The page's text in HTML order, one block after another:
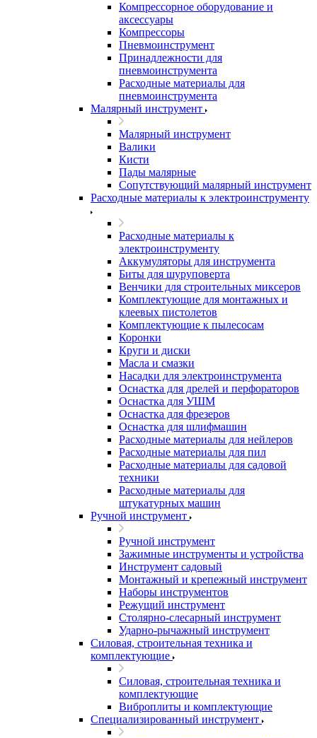
Компрессорное оборудование и
аксессуары
Компрессоры
Пневмоинструмент
Принадлежности для
пневмоинструмента
Расходные материалы для
пневмоинструмента
Малярный инструмент
Малярный инструмент
Валики
Кисти
Пады малярные
Сопутствующий малярный инструмент
Расходные материалы к электроинструменту
Расходные материалы к
электроинструменту
Аккумуляторы для инструмента
Биты для шуруповерта
Венчики для строительных миксеров
Комплектующие для монтажных и
клеевых пистолетов
Комплектующие к пылесосам
Коронки
Круги и диски
Масла и смазки
Насадки для электроинструмента
Оснастка для дрелей и перфораторов
Оснастка для УШМ
Оснастка для фрезеров
Оснастка для шлифмашин
Расходные материалы для нейлеров
Расходные материалы для пил
Расходные материалы для садовой
техники
Расходные материалы для
штукатурных машин
Ручной инструмент
Ручной инструмент
Зажимные инструменты и устройства
Инструмент садовый
Монтажный и крепежный инструмент
Наборы инструментов
Режущий инструмент
Столярно-слесарный инструмент
Ударно-рычажный инструмент
Силовая, строительная техника и
комплектующие
Силовая, строительная техника и
комплектующие
Виброплиты и комплектующие
Специализированный инструмент